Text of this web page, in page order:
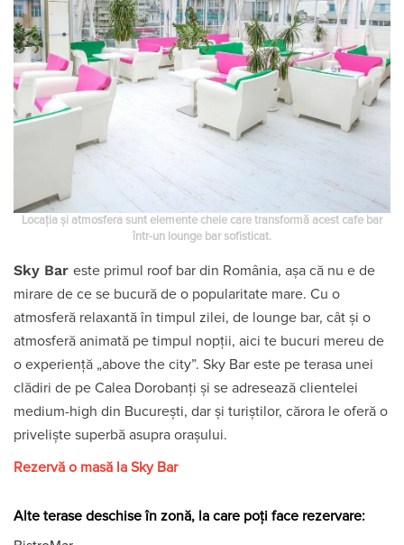
Locaţia și atmosfera sunt elemente cheie care transformă acest cafe bar
într-un lounge bar sofisticat.
Sky Bar este primul roof bar din România, așa că nu e de
mirare de ce se bucură de o popularitate mare. Cu o
atmosferă relaxantă în timpul zilei, de lounge bar, cât şi o
atmosferă animată pe timpul nopţii, aici te bucuri mereu de
o experienţă „above the city”. Sky Bar este pe terasa unei
clădiri de pe Calea Dorobanţi și se adresează clientelei
medium-high din Bucureşti, dar şi turiştilor, cărora le oferă o
privelişte superbă asupra oraşului.
Rezervă o masă la Sky Bar
Alte terase deschise în zonă, la care poți face rezervare: